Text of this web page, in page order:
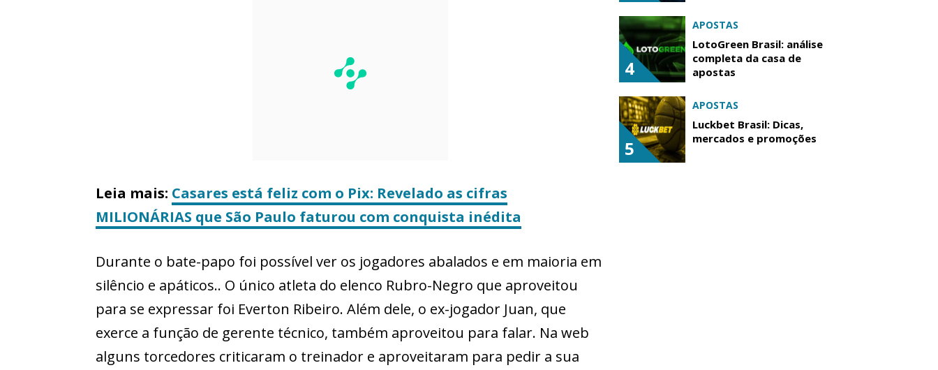
Leia mais: Casares está feliz com o Pix: Revelado as cifras
MILIONÁRIAS que São Paulo faturou com conquista inédita
Durante o bate-papo foi possível ver os jogadores abalados e em maioria em
silêncio e apáticos.. O único atleta do elenco Rubro-Negro que aproveitou
para se expressar foi Everton Ribeiro. Além dele, o ex-jogador Juan, que
exerce a função de gerente técnico, também aproveitou para falar. Na web
alguns torcedores criticaram o treinador e aproveitaram para pedir a sua
4
APOSTAS
LotoGreen Brasil: análise
completa da casa de
apostas
5
APOSTAS
Luckbet Brasil: Dicas,
mercados e promoções